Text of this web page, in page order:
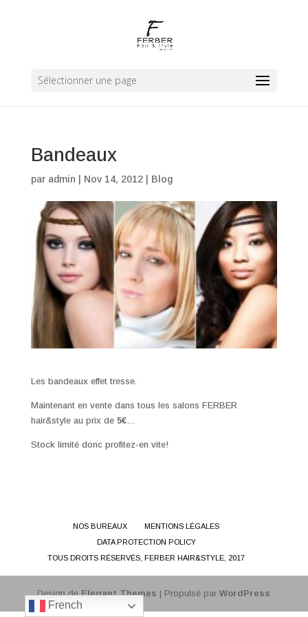
Sélectionner une page
Bandeaux
par admin Nov 14, 2012| Blog
Les bandeaux effet tresse.
Maintenant en vente dans tous les salons FERBER
hair&style au prix de 5€…
Stock limité donc profitez-en vite!
NOS BUREAUX
MENTIONS LÉGALES
DATA PROTECTION POLICY
TOUS DROITS RÉSERVÉS, FERBER HAIR&STYLE, 2017
Design deElegant Themes | Propulsé parWordPress
French